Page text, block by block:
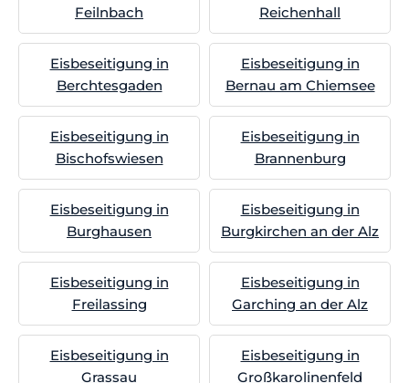
Feilnbach
Reichenhall
Eisbeseitigung in
Berchtesgaden
Eisbeseitigung in
Bernau am Chiemsee
Eisbeseitigung in
Bischofswiesen
Eisbeseitigung in
Brannenburg
Eisbeseitigung in
Burghausen
Eisbeseitigung in
Burgkirchen an der Alz
Eisbeseitigung in
Freilassing
Eisbeseitigung in
Garching an der Alz
Eisbeseitigung in
Grassau
Eisbeseitigung in
Großkarolinenfeld